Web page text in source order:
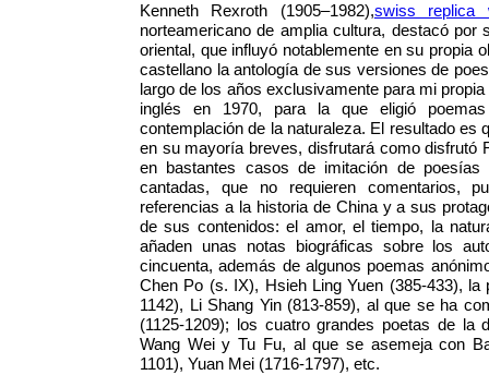
Kenneth Rexroth (1905–1982),swiss replica
norteamericano de amplia cultura, destacó por
oriental, que influyó notablemente en su propia
castellano la antología de sus versiones de
largo de los años exclusivamente para mi
inglés en 1970, para la que eligió
contemplación de la naturaleza. El resultado es
en su mayoría breves, disfrutará como disfrutó
en bastantes casos de imitación de poesías
cantadas, que no requieren comentarios,
referencias a la historia de China y a sus
de sus contenidos: el amor, el tiempo, la
añaden unas notas biográficas sobre los
cincuenta, además de algunos poemas
Chen Po (s. IX), Hsieh Ling Yuen (385-433), la
1142), Li Shang Yin (813-859), al que se ha
(1125-1209); los cuatro grandes poetas de la
Wang Wei y Tu Fu, al que se asemeja con
1101), Yuan Mei (1716-1797), etc.